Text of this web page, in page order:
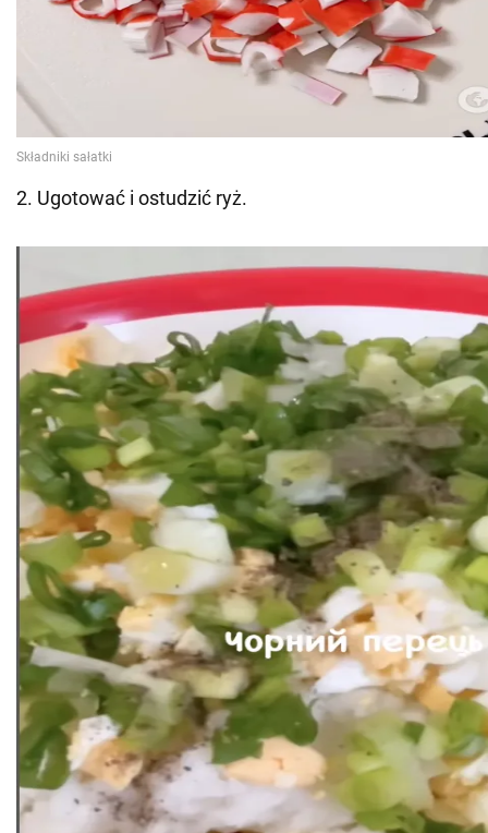
2. Ugotować i ostudzić ryż.